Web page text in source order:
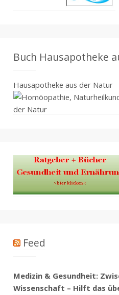
Buch Hausapotheke
Hausapotheke aus der Natur
Feed
Medizin & Gesundheit:
Wissenschaft – Hilft das